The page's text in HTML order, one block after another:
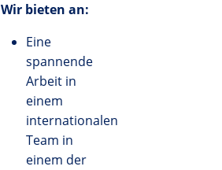
Wir bieten an:
Eine
spannende
Arbeit in
einem
internationalen
Team in
einem der